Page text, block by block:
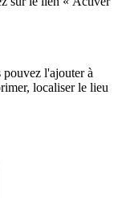
l'ajouter à
localiser le lieu